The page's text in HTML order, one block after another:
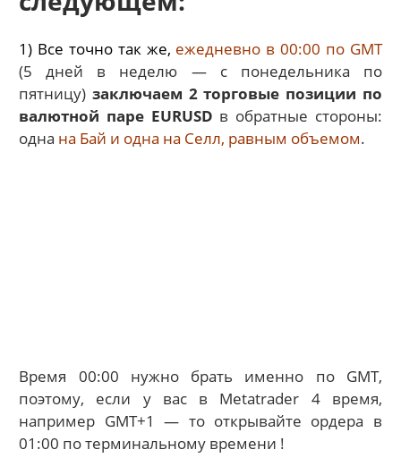
1) Все точно так же, ежедневно в 00:00 по GMT
(5 дней в неделю — с понедельника по
пятницу) заключаем 2 торговые позиции по
валютной паре EURUSD в обратные стороны:
одна на Бай и одна на Селл, равным объемом.
Время 00:00 нужно брать именно по GMT,
поэтому, если у вас в Metatrader 4 время,
например GMT+1 — то открывайте ордера в
01:00 по терминальному времени !